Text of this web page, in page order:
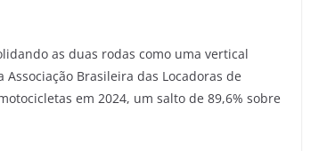
as duas rodas como uma vertical
Associação Brasileira das Locadoras de
em 2024, um salto de 89,6% sobre